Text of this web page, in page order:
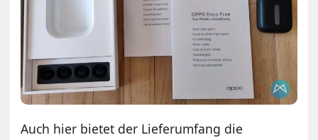
Auch hier bietet der Lieferumfang die